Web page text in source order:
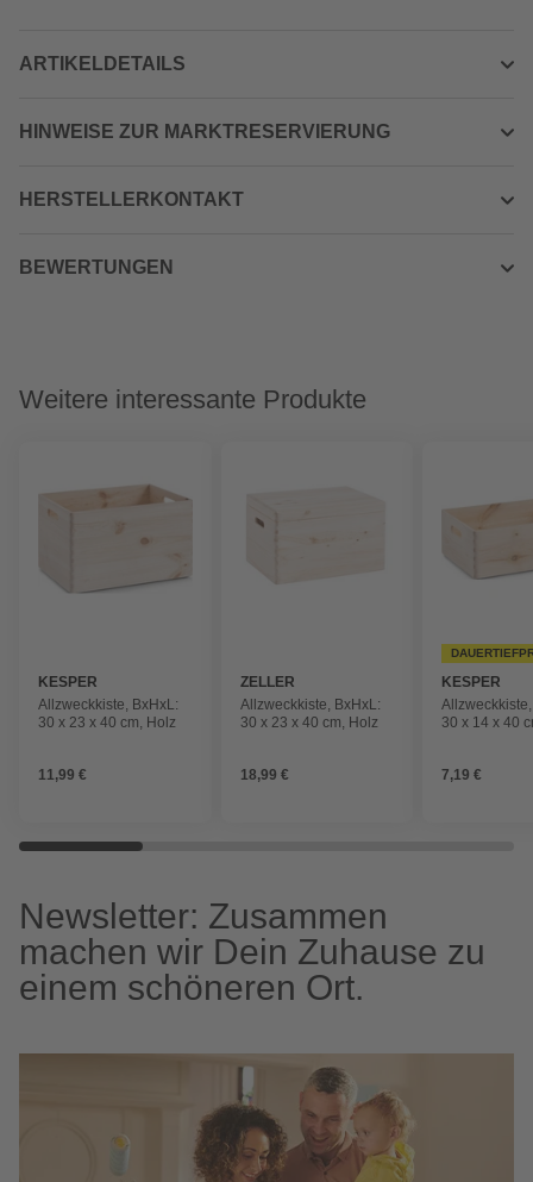
ARTIKELDETAILS
HINWEISE ZUR MARKTRESERVIERUNG
HERSTELLERKONTAKT
BEWERTUNGEN
Weitere interessante Produkte
KESPER
Allzweckkiste, BxHxL:
30 x 23 x 40 cm, Holz
11,99 €
ZELLER
Allzweckkiste, BxHxL:
30 x 23 x 40 cm, Holz
18,99 €
KESPER
30 x 14 x 40
7,19 €
Newsletter: Zusammen
machen wir Dein Zuhause zu
einem schöneren Ort.